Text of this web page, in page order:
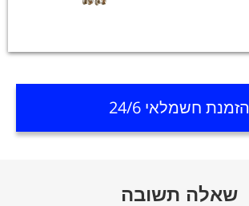
הזמנת חשמלאי 24/6
שאלה תשובה